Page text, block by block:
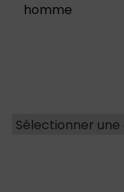
homme
Catégories